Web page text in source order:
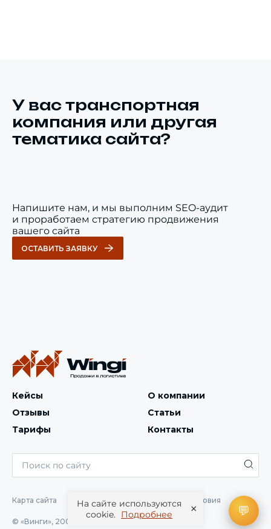
У вас транспортная
компания или другая
тематика сайта?
Напишите нам, и мы выполним SEO-аудит
и проработаем стратегию продвижения
вашего сайта
ОСТАВИТЬ ЗАЯВКУ
На сайте используются
cookie.
Подробнее ×
Кейсы
Отзывы
Тарифы
О компании
Статьи
Контакты
© «Винги», 2004 —
Карта сайта Конфиденциальность Условия
💬